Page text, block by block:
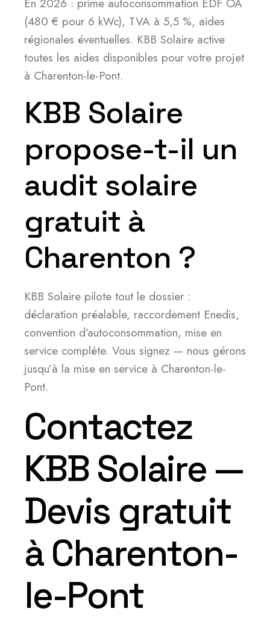
En 2026 : prime autoconsommation EDF OA
(480 € pour 6 kWc), TVA à 5,5 %, aides
régionales éventuelles. KBB Solaire active
toutes les aides disponibles pour votre projet
à Charenton-le-Pont.
KBB Solaire
propose-t-il un
audit solaire
gratuit à
Charenton ?
KBB Solaire pilote tout le dossier :
déclaration préalable, raccordement Enedis,
convention d’autoconsommation, mise en
service complète. Vous signez — nous gérons
jusqu’à la mise en service à Charenton-le-
Pont.
Contactez
KBB Solaire —
Devis gratuit
à Charenton-
le-Pont